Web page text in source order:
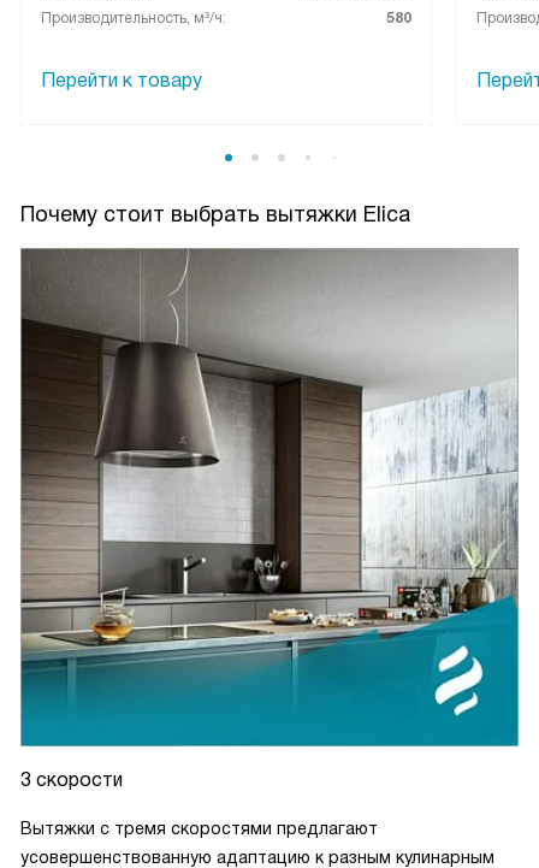
Производительность, м³/ч:
580
Перейти к товару
Почему стоит выбрать вытяжки Elica
3 скорости
Вытяжки с тремя скоростями предлагают
усовершенствованную адаптацию к разным кулинарным